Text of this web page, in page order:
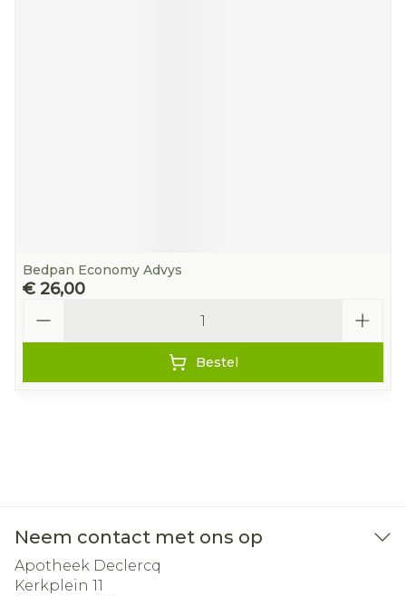
Bedpan Economy Advys
€ 26,00
Bestel
Neem contact met ons op
Apotheek Declercq
Kerkplein 11